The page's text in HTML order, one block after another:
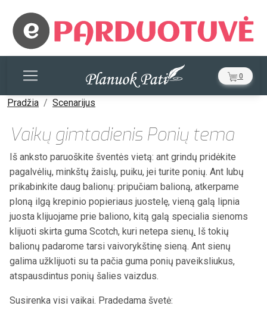
0
Pradžia Scenarijus
Vaikų gimtadienis Ponių tema
Iš anksto paruoškite šventės vietą: ant grindų pridėkite
pagalvėlių, minkštų žaislų, puiku, jei turite ponių. Ant lubų
prikabinkite daug balionų: pripučiam balioną, atkerpame
ploną ilgą krepinio popieriaus juostelę, vieną galą lipnia
juosta klijuojame prie baliono, kitą galą specialia sienoms
klijuoti skirta guma Scotch, kuri netepa sienų. Iš tokių
balionų padarome tarsi vaivorykštinę sieną. Ant sienų
galima užklijuoti su ta pačia guma ponių paveiksliukus,
atspausdintus ponių šalies vaizdus.
Susirenka visi vaikai. Pradedama švetė: